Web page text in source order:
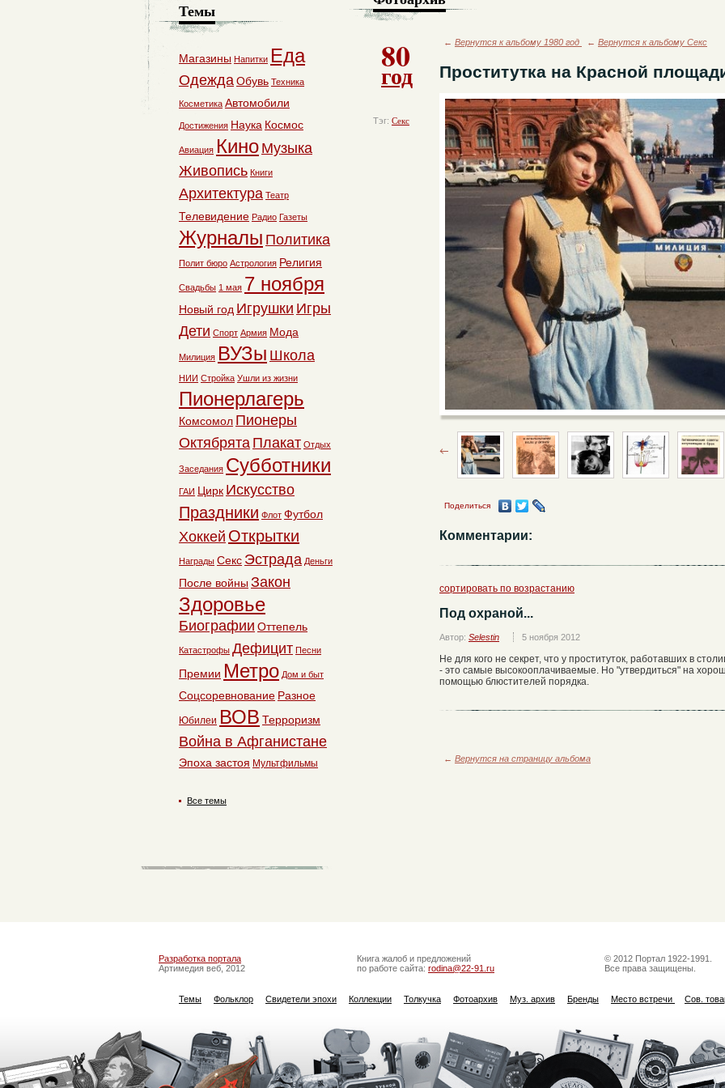
80
год
Тэг: Секс
← Вернутся к альбому 1980 год ← Вернутся к альбому Секс
Проститутка на Красной
Поделиться
Комментарии:
сортировать по возрастанию
Под охраной...
Автор: Selestin 5 ноября 2012
Не для кого не секрет, что у проституток, работавших в
- это самые высокооплачиваемые. Но "утвердиться" на
помощью блюстителей порядка.
← Вернутся на страницу альбома
Темы
Магазины Напитки Еда
ОдеждаОбувь Техника
Косметика Автомобили
Достижения Наука Космос
Авиация Кино Музыка
Живопись Книги
Архитектура Театр
Телевидение Радио Газеты
Журналы Политика
Полит бюро Астрология Религия
Свадьбы 1 мая 7 ноября
Новый год Игрушки Игры
Дети Спорт Армия Мода
Милиция ВУЗы Школа
НИИ Стройка Ушли из жизни
Пионерлагерь
Комсомол Пионеры
Октябрята Плакат Отдых
Заседания Субботники
ГАИ Цирк Искусство
Праздники Флот Футбол
Хоккей Открытки
Награды Секс Эстрада Деньги
После войны Закон
Здоровье
Биографии Оттепель
Катастрофы Дефицит Песни
Премии Метро Дом и быт
Соцсоревнование Разное
Юбилеи ВОВ Терроризм
Война в Афганистане
Эпоха застоя Мультфильмы
Все темы
Разработка портала
Артимедия веб, 2012
Книга жалоб и предложений
по работе сайта: rodina@22-91.ru
© 2012 Портал 1922-1991.
Все права защищены.
Темы Фольклор Свидетели эпохи Коллекции Толкучка Фотоархив Муз. архив Бренды Место встречи Сов.